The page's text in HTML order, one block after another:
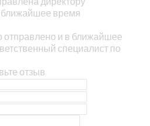
время
и в ближайшее
специалист по
отзыв